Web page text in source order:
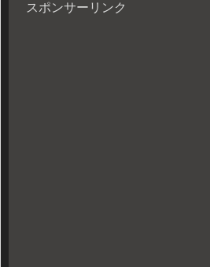
スポンサーリンク